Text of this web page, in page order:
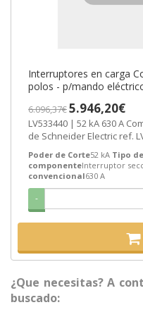
Interruptores en carga
polos - p/mando
6.096,37€5.946,20€
LV533440 | 52 kA 630 A Compact NS Interruptor seccionador
de Schneider Electric ref.
Poder de Corte52 kA Tipo
componenteInterruptor
convencional630 A
-
¿Que necesitas? A
buscado: